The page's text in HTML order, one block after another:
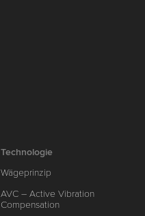
Technologie
Wägeprinzip
AVC – Active Vibration
Compensation